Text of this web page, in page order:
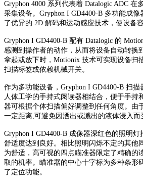
Gryphon 4000 系列代表着 Datalogic ADC 在
采集设备。Gryphon I GD4400-B 多功能成像
了优异的 2D 解码和运动感应技术，使设备容易
Gryphon I GD4400-B 配有 Datalogic 的
感测到操作者的动作，从而将设备自动转换
拿起或放下时，Motionix 技术可实现设备扫
扫描标签或依赖机械开关。
作为多功能设备，Gryphon I GD4400-B
人体工学的手持式阅读器相结合，便于手持
器可根据个体扫描偏好调整到任何角度。
一定距离,可避免因洒出或溅出的液体浸入而受
Gryphon I GD4400-B 成像器深红色的照明灯
舒适度达到良好。相比照明闪烁不定的其
为舒适，高可视的四点瞄准器限定了精确的
取的机率。瞄准器的中心十字标为多种条
了定位功能。